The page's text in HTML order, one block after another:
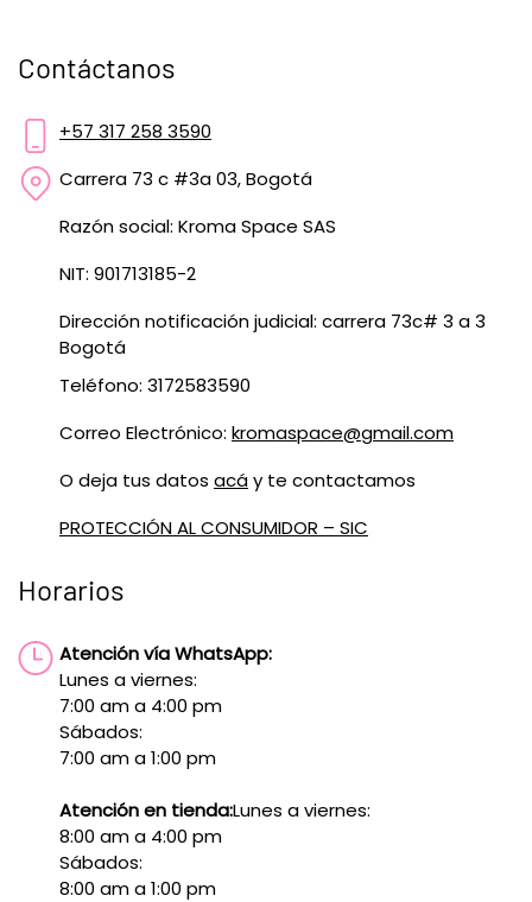
Contáctanos
+57 317 258 3590
Carrera 73 c #3a 03, Bogotá
Razón social: Kroma Space SAS
NIT: 901713185-2
Dirección notificación judicial: carrera 73c# 3 a 3
Bogotá
Teléfono: 3172583590
Correo Electrónico: kromaspace@gmail.com
O deja tus datos acáy te contactamos
PROTECCIÓN AL CONSUMIDOR – SIC
Horarios
Atención vía WhatsApp:
Lunes a viernes:
7:00 am a 4:00 pm
Sábados:
7:00 am a 1:00 pm
Atención en tienda:Lunes a viernes:
8:00 am a 4:00 pm
Sábados:
8:00 am a 1:00 pm